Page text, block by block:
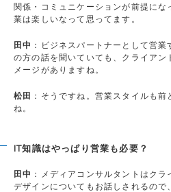
関係・コミュニケーションが前提に
業は楽しいなって思ってます。
田中 ：ビジネスパートナーとして営
の方の話を聞いていても、クライアン
メージがありますね。
松田 ：そうですね。営業スタイルも
ね。
IT知識はやっぱり営業も必要？
田中 ：メディアコンサルタントはク
デザインについてもお話しされるので